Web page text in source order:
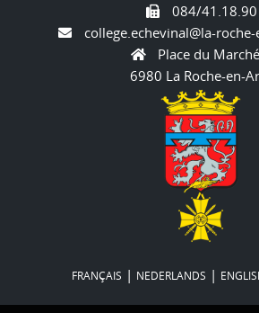
084/41.18.90
college.echevinal@la-
Place du
6980 La Roche-en-
FRANÇAIS | NEDERLANDS |